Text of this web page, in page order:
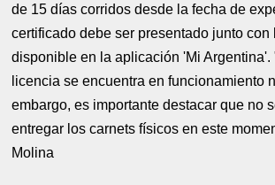
de 15 días corridos desde la fecha de
certificado debe ser presentado junto con
disponible en la aplicación 'Mi Argentina'.
licencia se encuentra en funcionamiento
embargo, es importante destacar que no
entregar los carnets físicos en este
Molina